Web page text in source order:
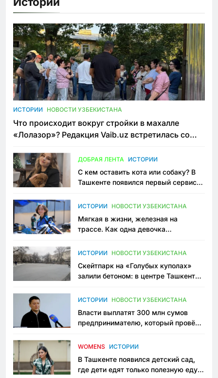
ИСТОРИИ НОВОСТИ УЗБЕКИСТАНА
Что происходит вокруг стройки в махалле
«Лолазор»? Редакция Vaib.uz встретилась со
ДОБРАЯ ЛЕНТА ИСТОРИИ
С кем оставить кота или собаку? В
Ташкенте появился первый сервис
ИСТОРИИ НОВОСТИ УЗБЕКИСТАНА
Мягкая в жизни, железная на
трассе. Как одна девочка
Узбекистане
ИСТОРИИ НОВОСТИ УЗБЕКИСТАНА
Скейтпарк на «Голубых куполах»
залили бетоном: в центре Ташкента
пространство
ИСТОРИИ НОВОСТИ УЗБЕКИСТАНА
Власти выплатят 300 млн сумов
предпринимателю, который провёл
приговору
WOMENS ИСТОРИИ
В Ташкенте появился детский сад,
где дети едят только полезную еду.